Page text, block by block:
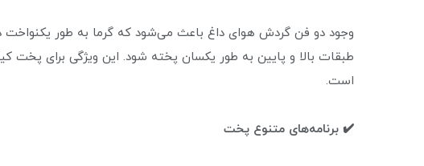
وجود دو فن گردش هوای داغ باعث می‌شود که گرما به طور
طبقات بالا و پایین به طور یکسان پخته شود. این ویژگی برای پخت
است.
✔️ برنامه‌های متنوع پخت